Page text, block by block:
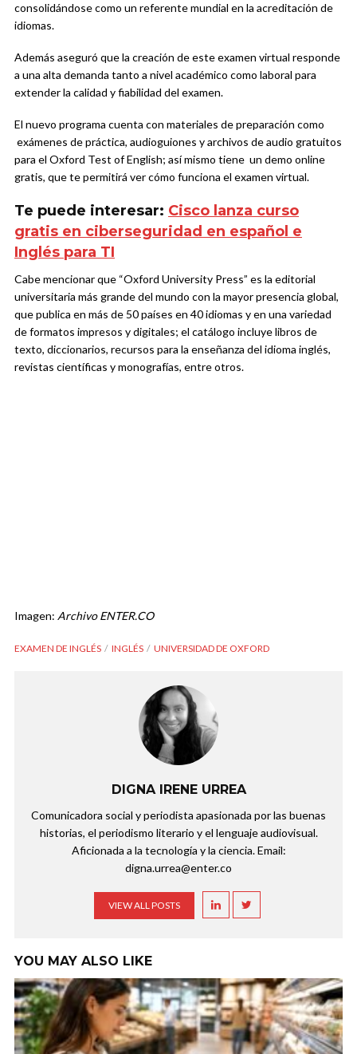
consolidándose como un referente mundial en la acreditación de
idiomas.
Además aseguró que la creación de este examen virtual responde
a una alta demanda tanto a nivel académico como laboral para
extender la calidad y fiabilidad del examen.
El nuevo programa cuenta con materiales de preparación como
exámenes de práctica, audioguiones y archivos de audio gratuitos
para el Oxford Test of English; así mismo tiene un demo online
gratis, que te permitirá ver cómo funciona el examen virtual.
Te puede interesar: Cisco lanza curso
gratis en ciberseguridad en español e
Inglés para TI
Cabe mencionar que “Oxford University Press” es la editorial
universitaria más grande del mundo con la mayor presencia global,
que publica en más de 50 países en 40 idiomas y en una variedad
de formatos impresos y digitales; el catálogo incluye libros de
texto, diccionarios, recursos para la enseñanza del idioma inglés,
revistas científicas y monografías, entre otros.
Imagen: Archivo ENTER.CO
EXAMEN DE INGLÉS INGLÉS UNIVERSIDAD DE OXFORD
DIGNA IRENE URREA
Comunicadora social y periodista apasionada por las buenas
historias, el periodismo literario y el lenguaje audiovisual.
Aficionada a la tecnología y la ciencia. Email:
digna.urrea@enter.co
VIEW ALL POSTS
YOU MAY ALSO LIKE